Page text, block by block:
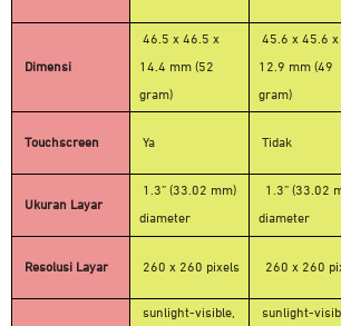
Dimensi
46.5 x 46.5 x
14.4 mm (52
gram)
45.6 x 45.6 x
12.9 mm (49
gram)
Touchscreen Ya Tidak
Ukuran Layar
1.3” (33.02 mm)
diameter
1.3” (33.02
diameter
Resolusi Layar 260 x 260 pixels 260 x 260
sunlight-visible, sunlight-